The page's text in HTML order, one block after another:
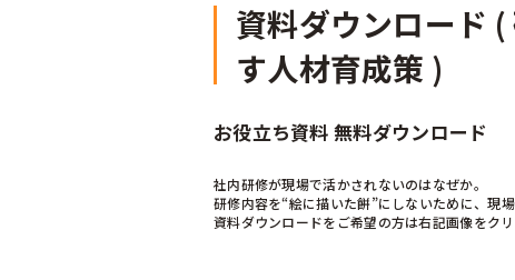
資料ダウンロード
す人材育成策 )
お役立ち資料 無料ダウンロード
社内研修が現場で活かされないのはなぜか。
研修内容を“絵に描いた餅”にしないために、現
資料ダウンロードをご希望の方は右記画像をクリ